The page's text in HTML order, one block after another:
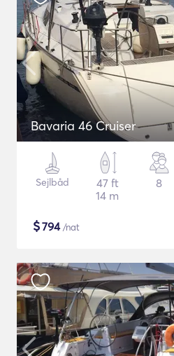
Bavaria 46 Cruiser
Sejlbåd
47 ft
14 m
8
$794/nat